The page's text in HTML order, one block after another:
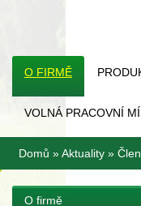
O FIRMĚ
VOLNÁ PRACOVNÍ
Domů »Aktuality »
O firmě